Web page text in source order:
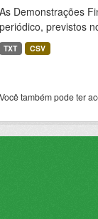
As Demonstrações
periódico, previstos
TXT CSV
Você também pode ter